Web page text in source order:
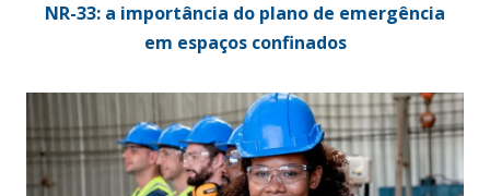
NR-33: a importância do plano de emergência
em espaços confinados